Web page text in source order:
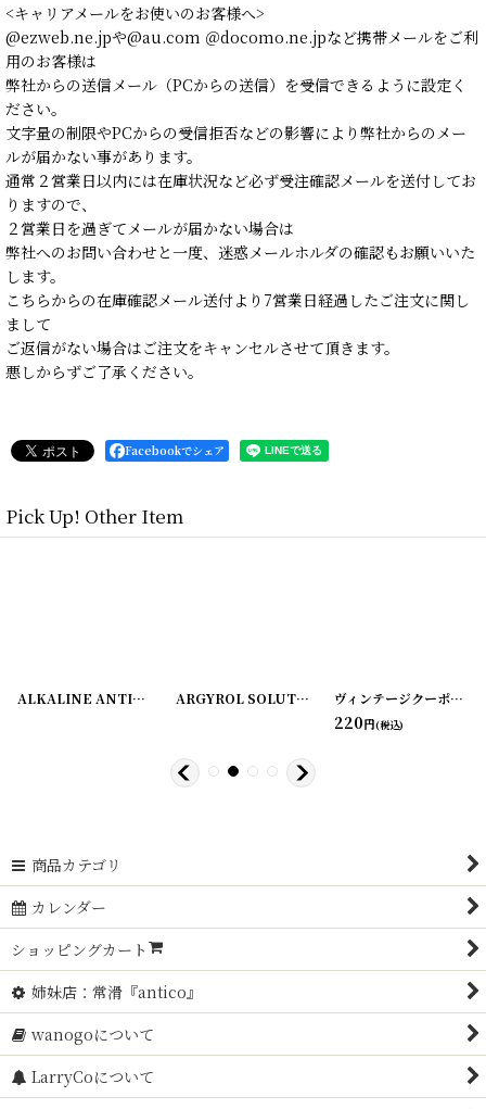
<キャリアメールをお使いのお客様へ>
@ezweb.ne.jpや@au.com ＠docomo.ne.jpなど携帯メールをご利
用のお客様は
弊社からの送信メール（PCからの送信）を受信できるように設定く
ださい。
文字量の制限やPCからの受信拒否などの影響により弊社からのメー
ルが届かない事があります。
通常２営業日以内には在庫状況など必ず受注確認メールを送付してお
りますので、
２営業日を過ぎてメールが届かない場合は
弊社へのお問い合わせと一度、迷惑メールホルダの確認もお願いいた
します。
こちらからの在庫確認メール送付より7営業日経過したご注文に関し
まして
ご返信がない場合はご注文をキャンセルさせて頂きます。
悪しからずご了承ください。
Facebookでシェア
Pick Up! Other Item
1][20220628-12]ALKALINE ANTISEPTIC ラベル2枚セット ZUMSTEG BROTHERS [
ARGYROL SOLUTION ラベル3枚セット [ ヴィンテージクーポン ロールチケット＜ダブル＞ 10枚SET
220円(税込)
商品カテゴリ
カレンダー
ショッピングカート
姉妹店：常滑『antico』
wanogoについて
LarryCoについて